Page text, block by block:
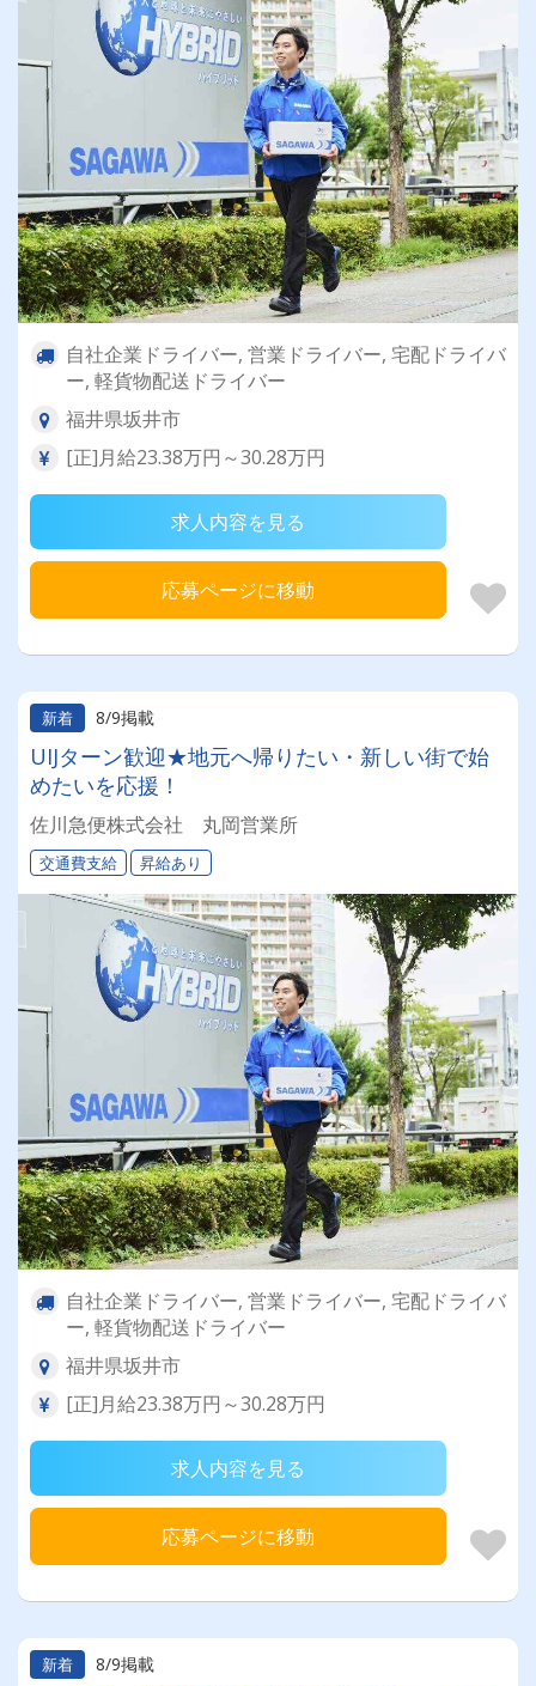
自社企業ドライバー, 営業ドライバー, 宅配ドライバ
ー, 軽貨物配送ドライバー
福井県坂井市
[正]月給23.38万円～30.28万円
求人内容を見る
応募ページに移動
新着 8/9掲載
UIJターン歓迎★地元へ帰りたい・新しい街で始
めたいを応援！
佐川急便株式会社 丸岡営業所
交通費支給 昇給あり
自社企業ドライバー, 営業ドライバー, 宅配ドライバ
ー, 軽貨物配送ドライバー
福井県坂井市
[正]月給23.38万円～30.28万円
求人内容を見る
応募ページに移動
新着 8/9掲載